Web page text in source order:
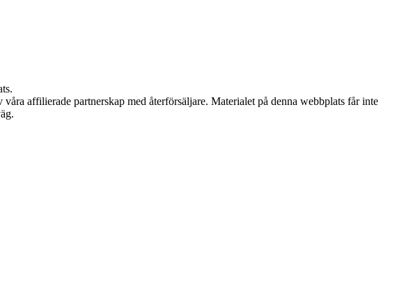
affilierade partnerskap med återförsäljare. Materialet på denna webbplats får inte